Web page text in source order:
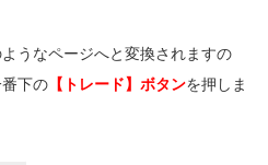
うなページへと変換されますの
下の【トレード】ボタンを押しま